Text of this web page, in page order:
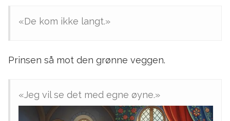
«De kom ikke langt.»
Prinsen så mot den grønne veggen.
«Jeg vil se det med egne øyne.»